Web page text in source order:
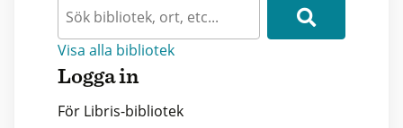
Visa alla bibliotek
Logga in
För Libris-bibliotek